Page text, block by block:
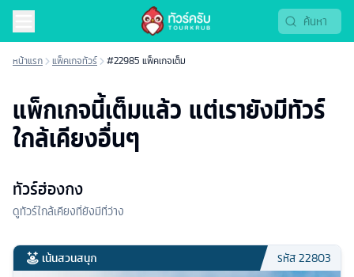
หน้าแรก แพ็คเกจทัวร์ #22985 แพ็คเกจเต็ม
แพ็กเกจนี้เต็มแล้ว แต่เรายังมีทัวร์
ใกล้เคียงอื่นๆ
ทัวร์ฮ่องกง
ดูทัวร์ใกล้เคียงที่ยังมีที่ว่าง
เน้นสวนสนุก รหัส22803